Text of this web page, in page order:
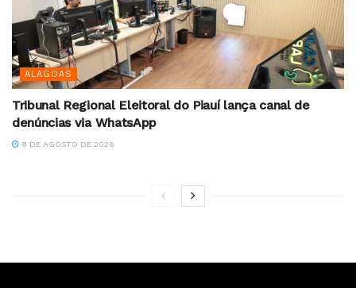
ALAGOAS
Tribunal Regional Eleitoral do Piauí lança canal de
denúncias via WhatsApp
8 DE AGOSTO DE 2026